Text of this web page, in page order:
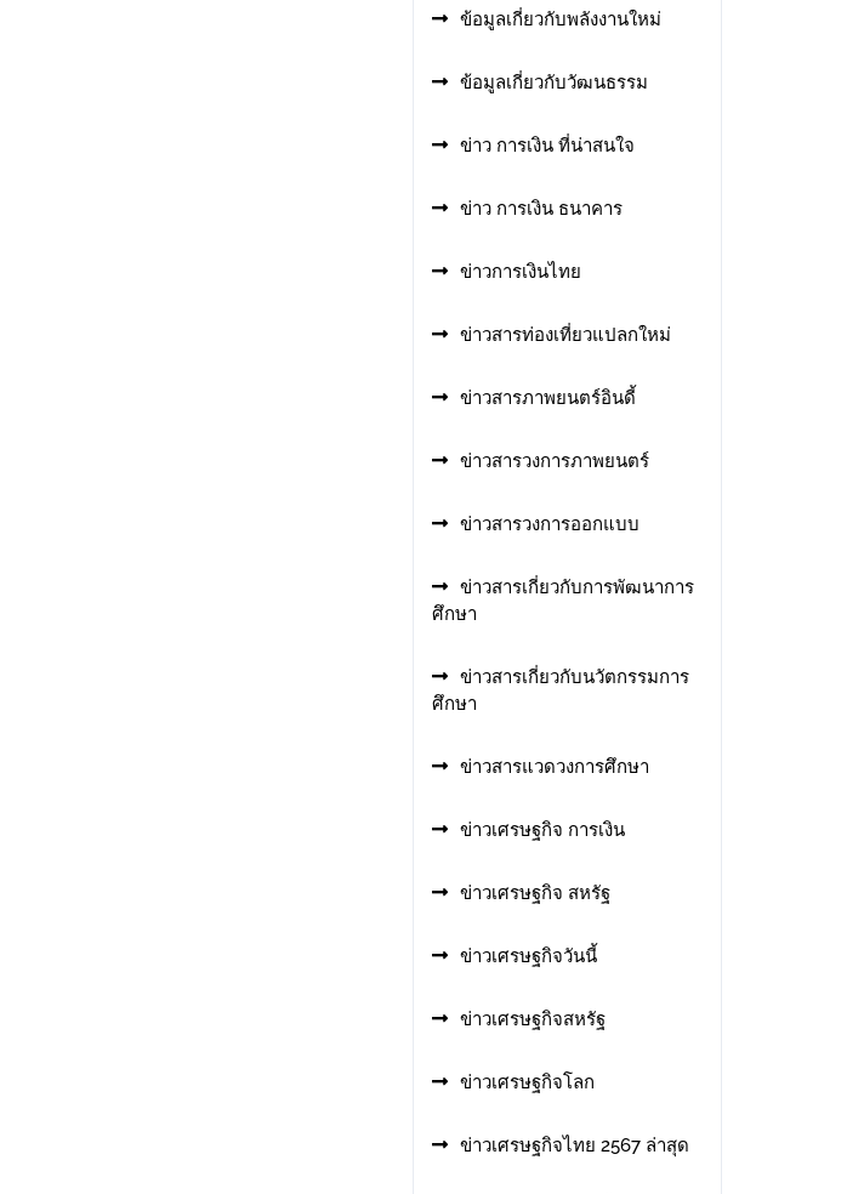
ข้อมูลเกี่ยวกับพลังงานใหม่
ข้อมูลเกี่ยวกับวัฒนธรรม
ข่าว การเงิน ที่น่าสนใจ
ข่าว การเงิน ธนาคาร
ข่าวการเงินไทย
ข่าวสารท่องเที่ยวแปลกใหม่
ข่าวสารภาพยนตร์อินดี้
ข่าวสารวงการภาพยนตร์
ข่าวสารวงการออกแบบ
ข่าวสารเกี่ยวกับการพัฒนาการ
ศึกษา
ข่าวสารเกี่ยวกับนวัตกรรมการ
ศึกษา
ข่าวสารแวดวงการศึกษา
ข่าวเศรษฐกิจ การเงิน
ข่าวเศรษฐกิจ สหรัฐ
ข่าวเศรษฐกิจวันนี้
ข่าวเศรษฐกิจสหรัฐ
ข่าวเศรษฐกิจโลก
ข่าวเศรษฐกิจไทย 2567 ล่าสุด